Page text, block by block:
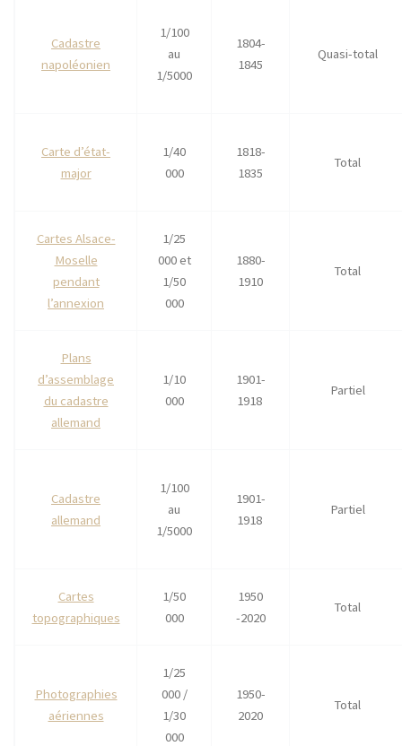
Cadastre
napoléonien
1/100
au
1/5000
1804-
1845
Quasi-total
Carte d’état-
major
1/40
000
1818-
1835
Total
Cartes Alsace-
Moselle
pendant
l’annexion
1/25
000 et
1/50
000
1880-
1910
Total
Plans
d’assemblage
du cadastre
allemand
1/10
000
1901-
1918
Partiel
Cadastre
allemand
1/100
au
1/5000
1901-
1918
Partiel
Cartes
topographiques
1/50
000
1950
-2020
Total
Photographies
aériennes
1/25
000 /
1/30
000
1950-
2020
Total